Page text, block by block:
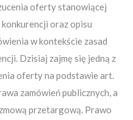
oferty stanowiącej
oraz opisu
w kontekście zasad
Dzisiaj zajmę się jedną z
oferty na podstawie art.
zamówień publicznych, a
przetargową. Prawo